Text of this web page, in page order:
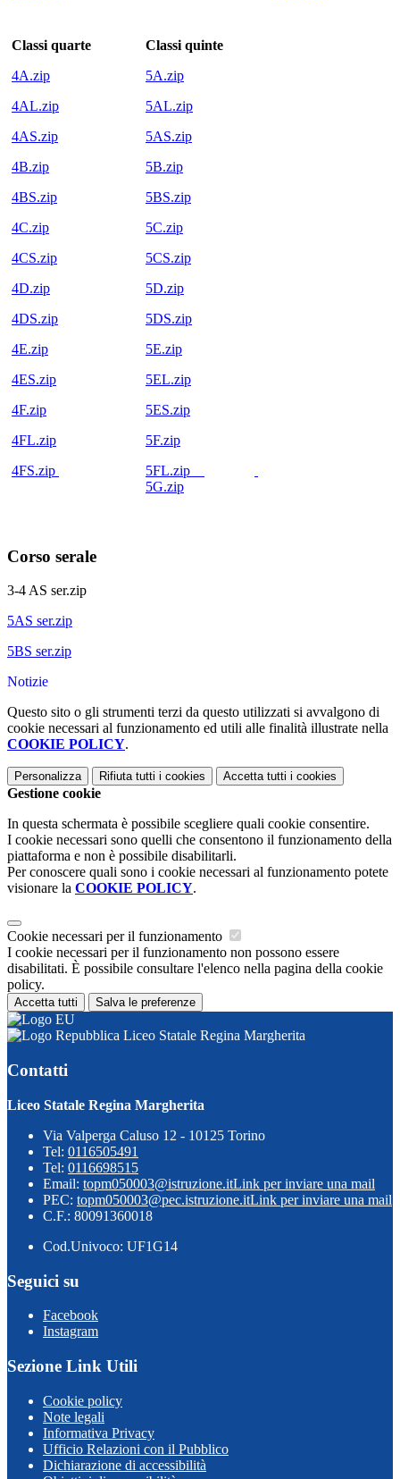
Classi quarte
4A.zip
4AL.zip
4AS.zip
4B.zip
4BS.zip
4C.zip
4CS.zip
4D.zip
4DS.zip
4E.zip
4ES.zip
4F.zip
4FL.zip
4FS.zip
Classi quinte
5A.zip
5AL.zip
5AS.zip
5B.zip
5BS.zip
5C.zip
5CS.zip
5D.zip
5DS.zip
5E.zip
5EL.zip
5ES.zip
5F.zip
5FL.zip
5G.zip
Corso serale
3-4 AS ser.zip
5AS ser.zip
5BS ser.zip
Notizie
Questo sito o gli strumenti terzi da questo utilizzati si avvalgono di
cookie necessari al funzionamento ed utili alle finalità illustrate nella
COOKIE POLICY.
Personalizza Rifiuta tutti i cookies Accetta tutti i cookies
Gestione cookie
In questa schermata è possibile scegliere quali cookie consentire.
I cookie necessari sono quelli che consentono il funzionamento della
piattaforma e non è possibile disabilitarli.
Per conoscere quali sono i cookie necessari al funzionamento potete
visionare la COOKIE POLICY.
Cookie necessari per il funzionamento
I cookie necessari per il funzionamento non possono essere
disabilitati. È possibile consultare l'elenco nella pagina della cookie
policy.
Accetta tutti Salva le preferenze
Liceo Statale Regina Margherita
Contatti
Liceo Statale Regina Margherita
Via Valperga Caluso 12 - 10125 Torino
Tel: 0116505491
Tel: 0116698515
Email: topm050003@istruzione.itLink per inviare una mail
PEC: topm050003@pec.istruzione.itLink per inviare una mail
C.F.: 80091360018
Cod.Univoco: UF1G14
Seguici su
Facebook
Instagram
Sezione Link Utili
Cookie policy
Note legali
Informativa Privacy
Ufficio Relazioni con il Pubblico
Dichiarazione di accessibilità